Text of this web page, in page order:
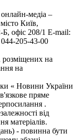
медіа –
Київ,
офіс 208/1 E-mail:
205-43-00
розміщених на
на
« Новини України
пряме
.
від
матеріалів.
- повинна бути